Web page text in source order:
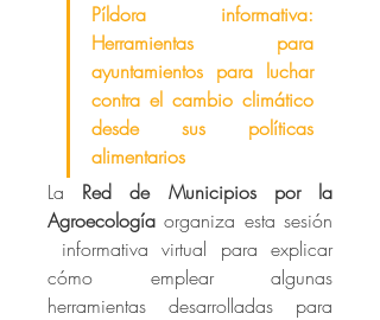
Píldora informativa:
Herramientas para
ayuntamientos para luchar
contra el cambio climático
desde sus políticas
alimentarios
La Red de Municipios por la
Agroecología organiza esta sesión
informativa virtual para explicar
cómo emplear algunas
herramientas desarrolladas para